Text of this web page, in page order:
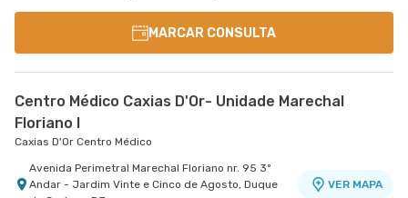
MARCAR CONSULTA
Centro Médico Caxias D'Or- Unidade Marechal
Floriano I
Caxias D'Or Centro Médico
Avenida Perimetral Marechal Floriano nr. 95 3º
Andar - Jardim Vinte e Cinco de Agosto, Duque
VER MAPA